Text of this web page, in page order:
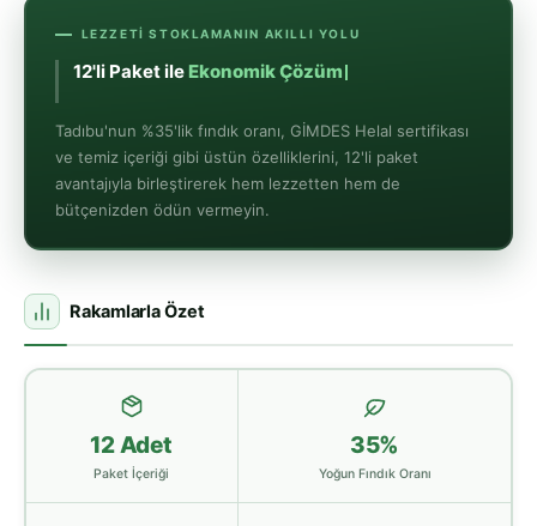
LEZZETI STOKLAMANIN AKILLI YOLU
12'li Paket i
Tadıbu'nun %35'lik fındık oranı, GİMDES Helal sertifikası
ve temiz içeriği gibi üstün özelliklerini, 12'li paket
avantajıyla birleştirerek hem lezzetten hem de
bütçenizden ödün vermeyin.
Rakamlarla Özet
12 Adet
Paket İçeriği
35%
Yoğun Fındık Oranı